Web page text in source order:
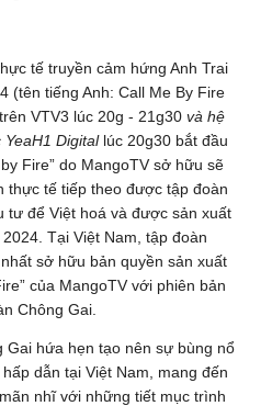
tế truyền cảm hứng Anh Trai
(tên tiếng Anh: Call Me By Fire
VTV3 lúc 20g - 21g30và hệ
Digitallúc 20g30 bắt đầu
Fire” do MangoTV sở hữu sẽ
thực tế tiếp theo được tập đoàn
tư để Việt hoá và được sản xuất
Tại Việt Nam, tập đoàn
sở hữu bản quyền sản xuất
của MangoTV với phiên bản
Chông Gai.
Gai hứa hẹn tạo nên sự bùng nổ
dẫn tại Việt Nam, mang đến
nhĩ với những tiết mục trình